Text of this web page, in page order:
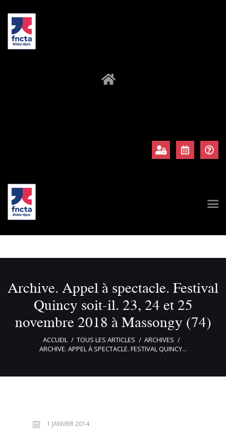
Archive. Appel à spectacle. Festival
Quincy soit-il. 23, 24 et 25
novembre 2018 à Massongy (74)
ACCUEIL TOUS LES ARTICLES
ARCHIVES
ARCHIVE. APPEL À SPECTACLE. FESTIVAL QUINCY...
1 JANVIER 2014